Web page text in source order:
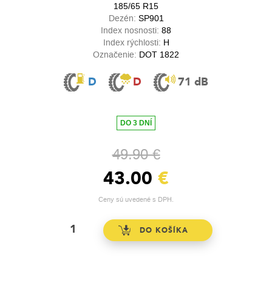
185/65 R15
Dezén: SP901
Index nosnosti: 88
Index rýchlosti: H
Označenie: DOT 1822
D D 71 dB
DO 3 DNÍ
49.90 €
43.00 €
Ceny sú uvedené s DPH.